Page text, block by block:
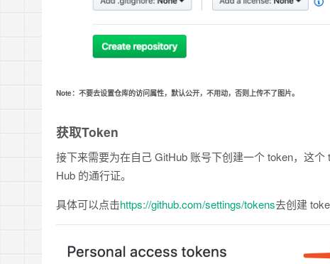
Note：不要去设置仓库的访问属性，默认公开，不用动，否则上传不了图片。
获取Token
接下来需要为在自己 GitHub 账号下创建一个 token，这
Hub 的通行证。
具体可以点击https://github.com/settings/tokens去创建